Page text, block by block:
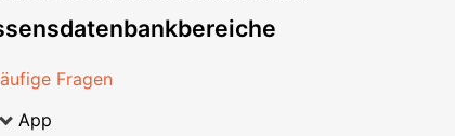
Fragen
App